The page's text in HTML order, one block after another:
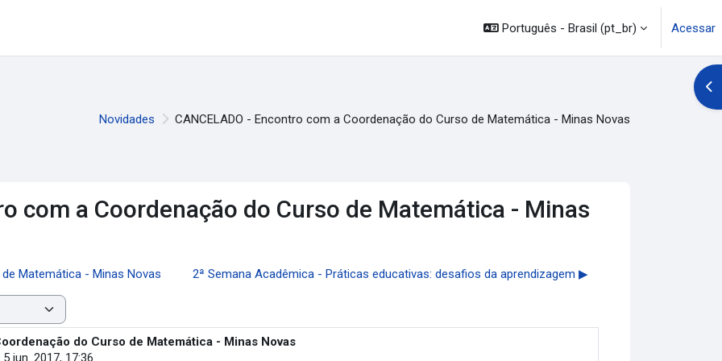
Português - Brasil ‎(pt_br)‎ Acessar
Novidades CANCELADO - Encontro com a Coordenação do Curso de Matemática - Minas Novas
com a Coordenação do Curso de Matemática - Minas
Matemática - Minas Novas 2ª Semana Acadêmica - Práticas educativas: desafios da aprendizagem ▶︎
do Curso de Matemática - Minas Novas
jun. 2017, 17:36